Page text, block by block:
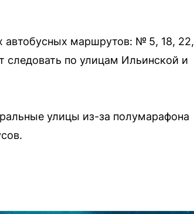
автобусных маршрутов: № 5, 18, 22,
следовать по улицам Ильинской и
улицы из-за полумарафона